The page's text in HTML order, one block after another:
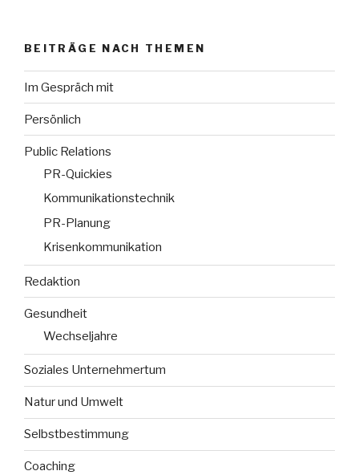
BEITRÄGE NACH THEMEN
Im Gespräch mit
Persönlich
Public Relations
PR-Quickies
Kommunikationstechnik
PR-Planung
Krisenkommunikation
Redaktion
Gesundheit
Wechseljahre
Soziales Unternehmertum
Natur und Umwelt
Selbstbestimmung
Coaching